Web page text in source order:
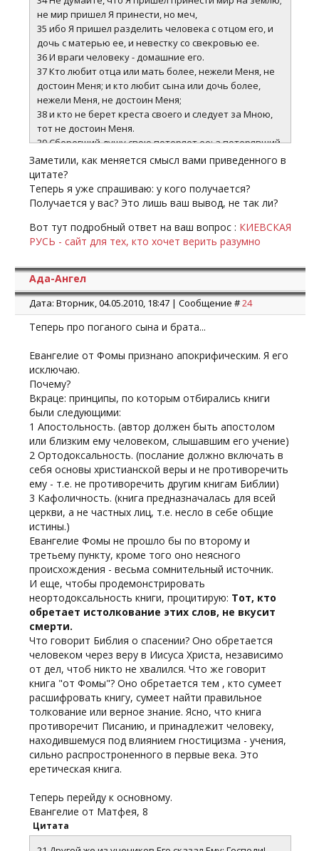
не мир пришел Я принести, но меч,
35 ибо Я пришел разделить человека с отцом его, и
дочь с матерью ее, и невестку со свекровью ее.
36 И враги человеку - домашние его.
37 Кто любит отца или мать более, нежели Меня, не
достоин Меня; и кто любит сына или дочь более,
нежели Меня, не достоин Меня;
38 и кто не берет креста своего и следует за Мною,
тот не достоин Меня.
39 Сберегший душу свою потеряет ее; а потерявший
душу свою ради Меня сбережет ее.
Заметили, как меняется смысл вами приведенного в
цитате?
Теперь я уже спрашиваю: у кого получается?
Получается у вас? Это лишь ваш вывод, не так ли?
Вот тут подробный ответ на ваш вопрос : КИЕВСКАЯ
РУСЬ - сайт для тех, кто хочет верить разумно
Ада-Ангел
Дата: Вторник, 04.05.2010, 18:47 | Сообщение #24
Теперь про поганого сына и брата...
Евангелие от Фомы признано апокрифическим. Я его
исключаю.
Почему?
Вкраце: принципы, по которым отбирались книги
были следующими:
1 Апостольность. (автор должен быть апостолом
или близким ему человеком, слышавшим его учение)
2 Ортодоксальность. (послание должно включать в
себя основы христианской веры и не противоречить
ему - т.е. не противоречить другим книгам Библии)
3 Кафоличность. (книга предназначалась для всей
церкви, а не частных лиц, т.е. несло в себе общие
истины.)
Евангелие Фомы не прошло бы по второму и
третьему пункту, кроме того оно неясного
происхождения - весьма сомнительный источник.
И еще, чтобы продемонстрировать
неортодоксальность книги, процитирую: Тот, кто
обретает истолкование этих слов, не вкусит
смерти.
Что говорит Библия о спасении? Оно обретается
человеком через веру в Иисуса Христа, независимо
от дел, чтоб никто не хвалился. Что же говорит
книга "от Фомы"? Оно обретается тем , кто сумеет
расшифровать книгу, сумеет найти правильное
толкование или верное знание. Ясно, что книга
противоречит Писанию, и принадлежит человеку,
находившемуся под влиянием гностицизма - учения,
сильно распростроненного в первые века. Это
еретическая книга.
Теперь перейду к основному.
Евангелие от Матфея, 8
Цитата